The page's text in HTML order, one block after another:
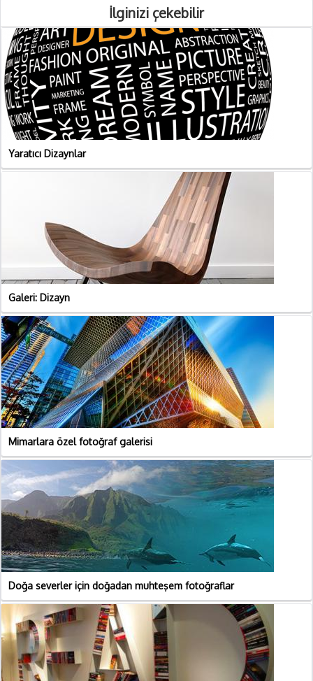
İlginizi çekebilir
Yaratıcı Dizaynlar
Galeri: Dizayn
Mimarlara özel fotoğraf galerisi
Doğa severler için doğadan muhteşem fotoğraflar